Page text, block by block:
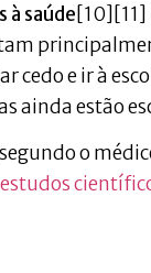
à saúde[10][11]
cedo e ir à
ainda estão
o
estudos